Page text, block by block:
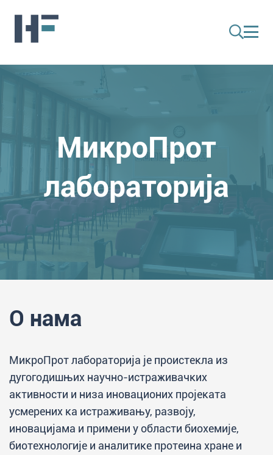
МикроПрот
лабораторија
О нама
МикроПрот лабораторија је проистекла из
дугогодишњих научно-истраживачких
активности и низа иновационих пројеката
усмерених ка истраживању, развоју,
иновацијама и примени у области биохемије,
биотехнологије и аналитике протеина хране и